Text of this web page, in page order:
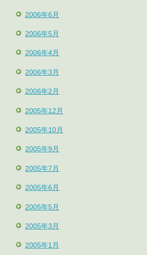
2006年6月
2006年5月
2006年4月
2006年3月
2006年2月
2005年12月
2005年10月
2005年9月
2005年7月
2005年6月
2005年5月
2005年3月
2005年1月